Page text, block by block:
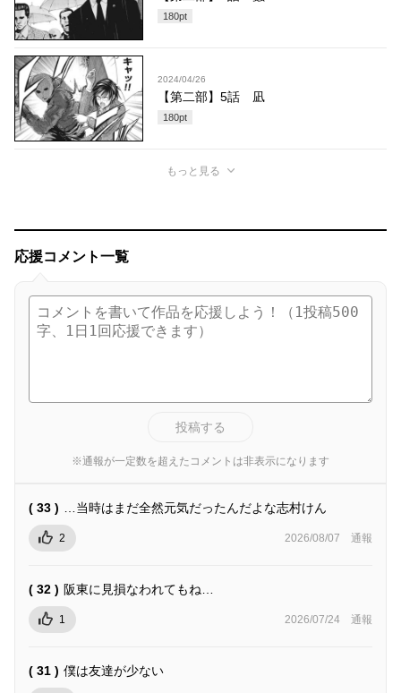
180pt
2024/04/26
【第二部】5話 凪
180pt
もっと見る
応援コメント一覧
投稿する
※通報が一定数を超えたコメントは非表示になります
( 33 ) …当時はまだ全然元気だったんだよな志村けん
2 2026/08/07 通報
( 32 ) 阪東に見損なわれてもね…
1 2026/07/24 通報
( 31 ) 僕は友達が少ない